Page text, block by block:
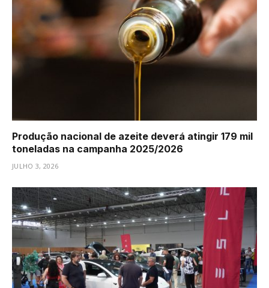
Produção nacional de azeite deverá atingir 179 mil
toneladas na campanha 2025/2026
JULHO 3, 2026